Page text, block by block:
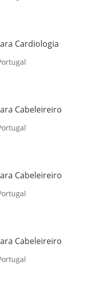
Cardiologia
Cabeleireiro
Cabeleireiro
Cabeleireiro